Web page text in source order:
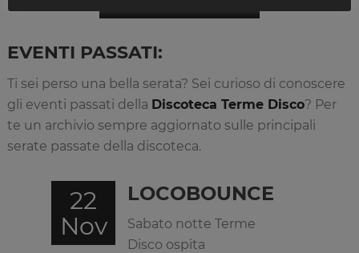
EVENTI PASSATI:
Ti sei perso una bella serata? Sei curioso di conoscere
gli eventi passati della Discoteca Terme Disco? Per
te un archivio sempre aggiornato sulle principali
serate passate della discoteca.
22
Nov
LOCOBOUNCE
Sabato notte Terme
Disco ospita